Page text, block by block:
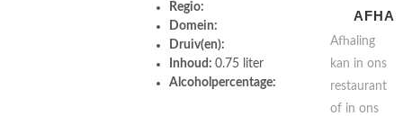
Regio:
Domein:
Druiv(en):
Inhoud: 0.75 liter
Alcoholpercentage:
Afhaling
kan in ons
restaurant
of in ons